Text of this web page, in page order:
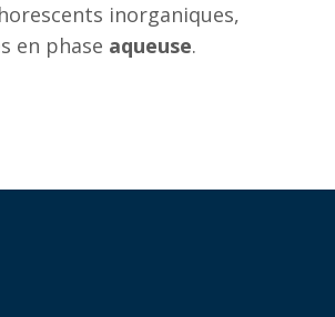
inorganiques,
en phase aqueuse.